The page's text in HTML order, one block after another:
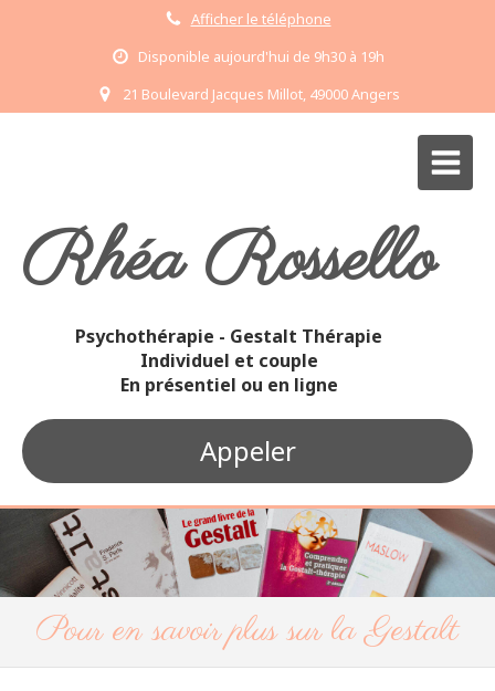
Afficher le téléphone
Disponible aujourd'hui de 9h30 à 19h
21 Boulevard Jacques Millot, 49000 Angers
Rhéa Rossello
Psychothérapie - Gestalt Thérapie
Individuel et couple
En présentiel ou en ligne
Appeler
Pour en savoir plus sur la Gestalt